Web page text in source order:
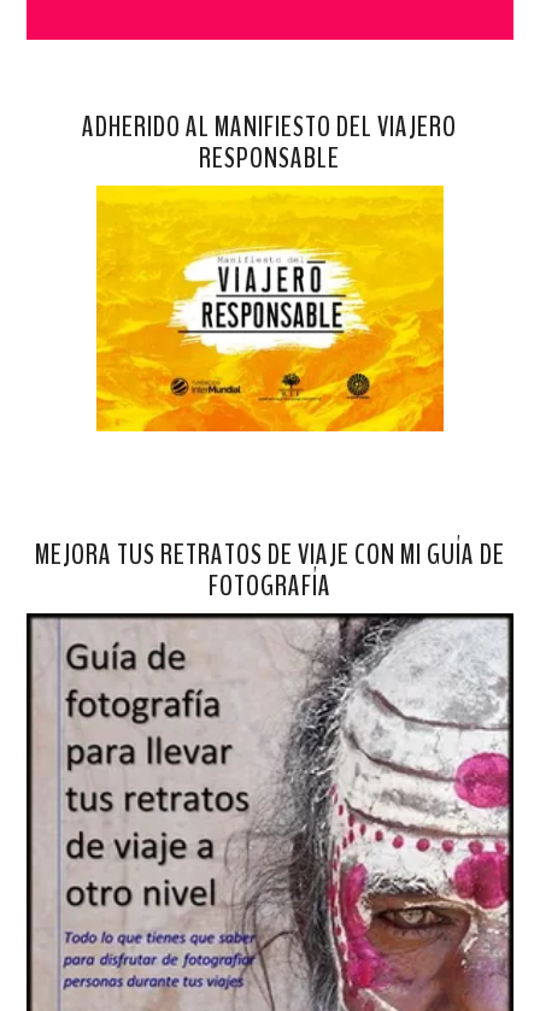
ADHERIDO AL MANIFIESTO DEL VIAJERO
RESPONSABLE
MEJORA TUS RETRATOS DE VIAJE CON MI GUÍA DE
FOTOGRAFÍA